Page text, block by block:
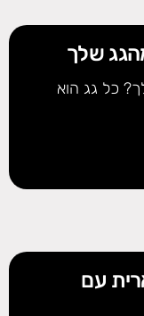
שלך
כל גג הוא
עם